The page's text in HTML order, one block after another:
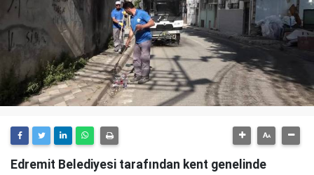
Edremit Belediyesi tarafından kent genelinde